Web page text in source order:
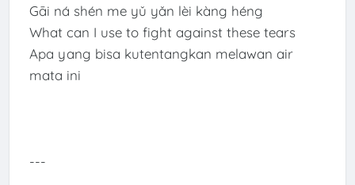
Gāi ná shén me yǔ yǎn lèi kàng héng
What can I use to fight against these tears
Apa yang bisa kutentangkan melawan air
mata ini
---